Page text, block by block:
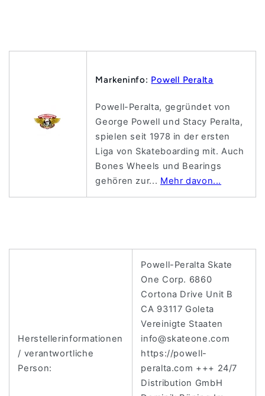
Markeninfo: Powell Peralta
Powell-Peralta, gegründet von
George Powell und Stacy Peralta,
spielen seit 1978 in der ersten
Liga von Skateboarding mit. Auch
Bones Wheels und Bearings
gehören zur... Mehr davon...
Herstellerinformationen
/ verantwortliche
Person:
Powell-Peralta Skate
One Corp. 6860
Cortona Drive Unit B
CA 93117 Goleta
Vereinigte Staaten
info@skateone.com
https://powell-
peralta.com +++ 24/7
Distribution GmbH